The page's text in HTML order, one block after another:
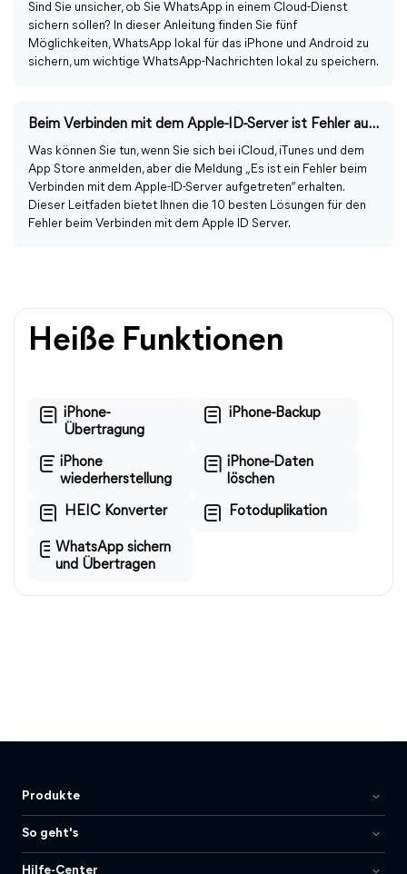
Sind Sie unsicher, ob Sie WhatsApp in einem Cloud-Dienst
sichern sollen? In dieser Anleitung finden Sie fünf
Möglichkeiten, WhatsApp lokal für das iPhone und Android zu
sichern, um wichtige WhatsApp-Nachrichten lokal zu speichern.
Beim Verbinden mit dem Apple-ID-Server ist Fehler aufgetreten
Was können Sie tun, wenn Sie sich bei iCloud, iTunes und dem
App Store anmelden, aber die Meldung „Es ist ein Fehler beim
Verbinden mit dem Apple-ID-Server aufgetreten“ erhalten.
Dieser Leitfaden bietet Ihnen die 10 besten Lösungen für den
Fehler beim Verbinden mit dem Apple ID Server.
Heiße Funktionen
iPhone-
Übertragung
iPhone-Backup
iPhone
wiederherstellung
iPhone-Daten
löschen
HEIC Konverter Fotoduplikation
WhatsApp sichern
und Übertragen
Produkte
So geht's
Hilfe-Center